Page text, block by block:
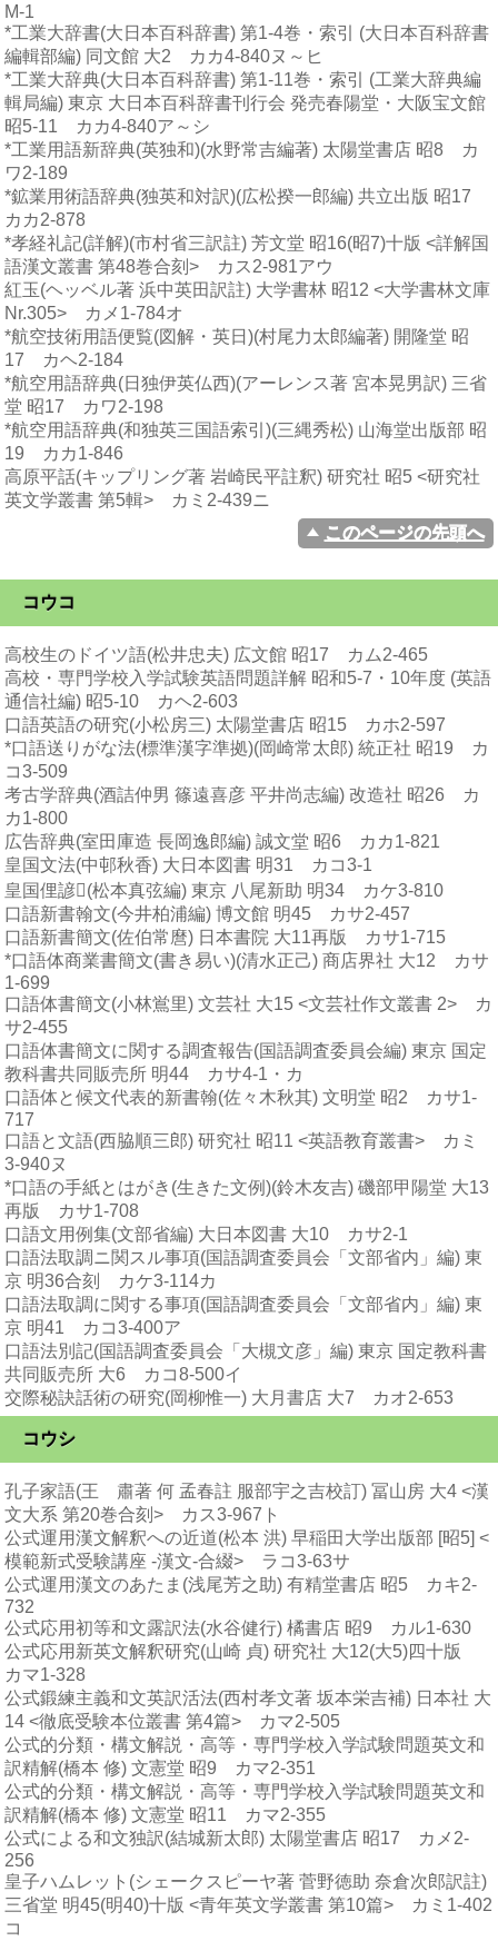
M-1
*工業大辞書(大日本百科辞書) 第1-4巻・索引 (大日本百科辞書
編輯部編) 同文館 大2 カカ4-840ヌ～ヒ
*工業大辞典(大日本百科辞書) 第1-11巻・索引 (工業大辞典編
輯局編) 東京 大日本百科辞書刊行会 発売春陽堂・大阪宝文館
昭5-11 カカ4-840ア～シ
*工業用語新辞典(英独和)(水野常吉編著) 太陽堂書店 昭8 カ
ワ2-189
*鉱業用術語辞典(独英和対訳)(広松揆一郎編) 共立出版 昭17
カカ2-878
*孝経礼記(詳解)(市村省三訳註) 芳文堂 昭16(昭7)十版 <詳解国
語漢文叢書 第48巻合刻> カス2-981アウ
紅玉(ヘッベル著 浜中英田訳註) 大学書林 昭12 <大学書林文庫
Nr.305> カメ1-784オ
*航空技術用語便覧(図解・英日)(村尾力太郎編著) 開隆堂 昭
17 カヘ2-184
*航空用語辞典(日独伊英仏西)(アーレンス著 宮本晃男訳) 三省
堂 昭17 カワ2-198
*航空用語辞典(和独英三国語索引)(三縄秀松) 山海堂出版部 昭
19 カカ1-846
高原平話(キップリング著 岩崎民平註釈) 研究社 昭5 <研究社
英文学叢書 第5輯> カミ2-439ニ
このページの先頭へ
コウコ
高校生のドイツ語(松井忠夫) 広文館 昭17 カム2-465
高校・専門学校入学試験英語問題詳解 昭和5-7・10年度 (英語
通信社編) 昭5-10 カヘ2-603
口語英語の研究(小松房三) 太陽堂書店 昭15 カホ2-597
*口語送りがな法(標準漢字準拠)(岡崎常太郎) 統正社 昭19 カ
コ3-509
考古学辞典(酒詰仲男 篠遠喜彦 平井尚志編) 改造社 昭26 カ
カ1-800
広告辞典(室田庫造 長岡逸郎編) 誠文堂 昭6 カカ1-821
皇国文法(中邨秋香) 大日本図書 明31 カコ3-1
皇国俚諺(松本真弦編) 東京 八尾新助 明34 カケ3-810
口語新書翰文(今井柏浦編) 博文館 明45 カサ2-457
口語新書簡文(佐伯常麿) 日本書院 大11再版 カサ1-715
*口語体商業書簡文(書き易い)(清水正己) 商店界社 大12 カサ
1-699
口語体書簡文(小林鴬里) 文芸社 大15 <文芸社作文叢書 2> カ
サ2-455
口語体書簡文に関する調査報告(国語調査委員会編) 東京 国定
教科書共同販売所 明44 カサ4-1・カ
口語体と候文代表的新書翰(佐々木秋其) 文明堂 昭2 カサ1-
717
口語と文語(西脇順三郎) 研究社 昭11 <英語教育叢書> カミ
3-940ヌ
*口語の手紙とはがき(生きた文例)(鈴木友吉) 磯部甲陽堂 大13
再版 カサ1-708
口語文用例集(文部省編) 大日本図書 大10 カサ2-1
口語法取調ニ関スル事項(国語調査委員会「文部省内」編) 東
京 明36合刻 カケ3-114カ
口語法取調に関する事項(国語調査委員会「文部省内」編) 東
京 明41 カコ3-400ア
口語法別記(国語調査委員会「大槻文彦」編) 東京 国定教科書
共同販売所 大6 カコ8-500イ
交際秘訣話術の研究(岡柳惟一) 大月書店 大7 カオ2-653
コウシ
孔子家語(王 肅著 何 孟春註 服部宇之吉校訂) 冨山房 大4 <漢
文大系 第20巻合刻> カス3-967ト
公式運用漢文解釈への近道(松本 洪) 早稲田大学出版部 [昭5] <
模範新式受験講座 -漢文-合綴> ラコ3-63サ
公式運用漢文のあたま(浅尾芳之助) 有精堂書店 昭5 カキ2-
732
公式応用初等和文露訳法(水谷健行) 橘書店 昭9 カル1-630
公式応用新英文解釈研究(山崎 貞) 研究社 大12(大5)四十版
カマ1-328
公式鍛練主義和文英訳活法(西村孝文著 坂本栄吉補) 日本社 大
14 <徹底受験本位叢書 第4篇> カマ2-505
公式的分類・構文解説・高等・専門学校入学試験問題英文和
訳精解(橋本 修) 文憲堂 昭9 カマ2-351
公式的分類・構文解説・高等・専門学校入学試験問題英文和
訳精解(橋本 修) 文憲堂 昭11 カマ2-355
公式による和文独訳(結城新太郎) 太陽堂書店 昭17 カメ2-
256
皇子ハムレット(シェークスピーヤ著 菅野徳助 奈倉次郎訳註)
三省堂 明45(明40)十版 <青年英文学叢書 第10篇> カミ1-402
コ